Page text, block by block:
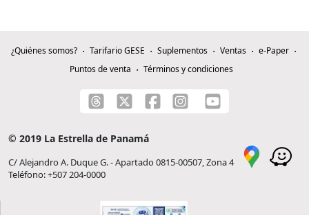
¿Quiénes somos? Tarifario GESE Suplementos Ventas
e-Paper
Puntos de venta
Términos y condiciones
© 2019 La Estrella de Panamá
C/ Alejandro A. Duque G. - Apartado 0815-00507, Zona 4
Teléfono: +507 204-0000